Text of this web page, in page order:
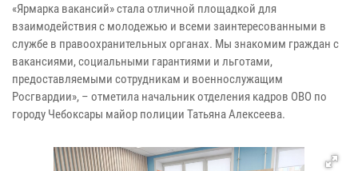
«Ярмарка вакансий» стала отличной площадкой для
взаимодействия с молодежью и всеми заинтересованными в
службе в правоохранительных органах. Мы знакомим граждан с
вакансиями, социальными гарантиями и льготами,
предоставляемыми сотрудникам и военнослужащим
Росгвардии», – отметила начальник отделения кадров ОВО по
городу Чебоксары майор полиции Татьяна Алексеева.